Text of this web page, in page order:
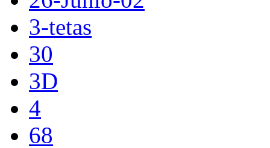
3-tetas
30
3D
4
68